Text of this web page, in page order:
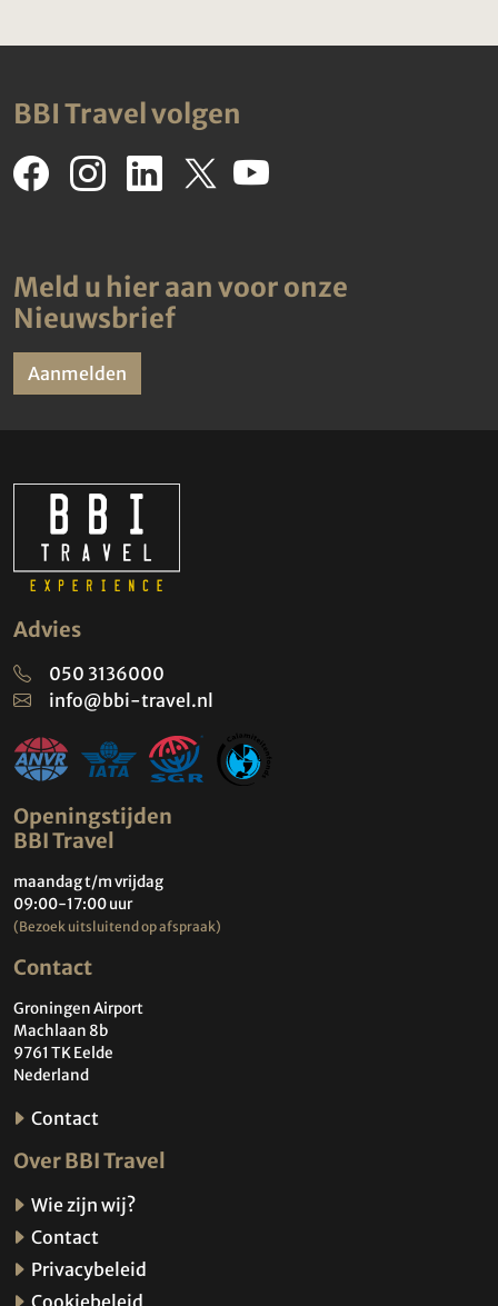
BBI Travel volgen
Meld u hier aan voor onze
Nieuwsbrief
Aanmelden
Advies
050 3136000
info@bbi-travel.nl
Openingstijden
BBI Travel
maandag t/m vrijdag
09:00-17:00 uur
(Bezoek uitsluitend op afspraak)
Contact
Groningen Airport
Machlaan 8b
9761 TK Eelde
Nederland
Contact
Over BBI Travel
Wie zijn wij?
Contact
Privacybeleid
Cookiebeleid